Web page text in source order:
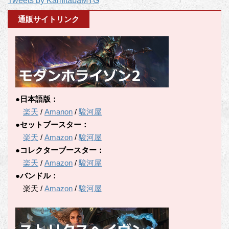
テ
通販サイトリンク
●日本語版：
楽天 / Amanon / 駿河屋
●セットブースター：
楽天 / Amazon / 駿河屋
●コレクターブースター：
楽天 / Amazon / 駿河屋
●バンドル：
楽天 / Amazon / 駿河屋